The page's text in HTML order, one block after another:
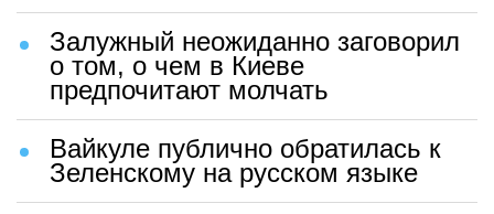
Залужный неожиданно заговорил
о том, о чем в Киеве
предпочитают молчать
Вайкуле публично обратилась к
Зеленскому на русском языке